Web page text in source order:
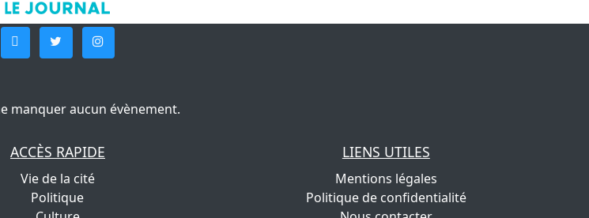
manquer aucun évènement.
ACCÈS RAPIDE
Vie de la cité
Politique
LIENS UTILES
Mentions légales
Politique de confidentialité